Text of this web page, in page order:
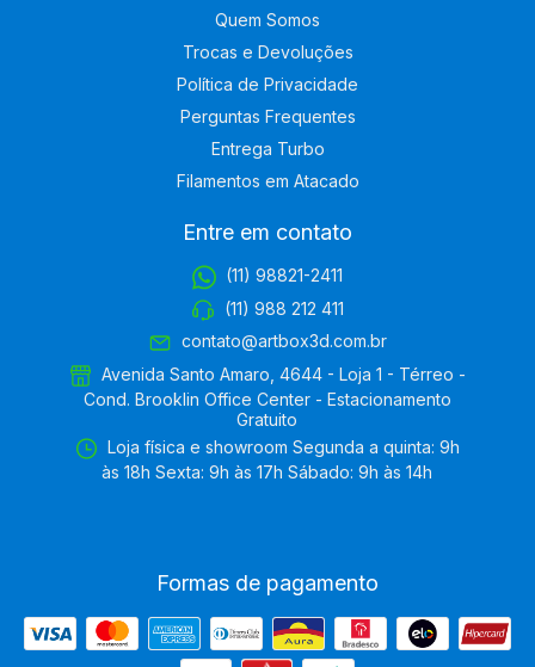
Quem Somos
Trocas e Devoluções
Política de Privacidade
Perguntas Frequentes
Entrega Turbo
Filamentos em Atacado
Entre em contato
(11) 98821-2411
(11) 988 212 411
contato@artbox3d.com.br
Avenida Santo Amaro, 4644 - Loja 1 - Térreo -
Cond. Brooklin Office Center - Estacionamento
Gratuito
Loja física e showroom Segunda a quinta: 9h
às 18h Sexta: 9h às 17h Sábado: 9h às 14h
Formas de pagamento